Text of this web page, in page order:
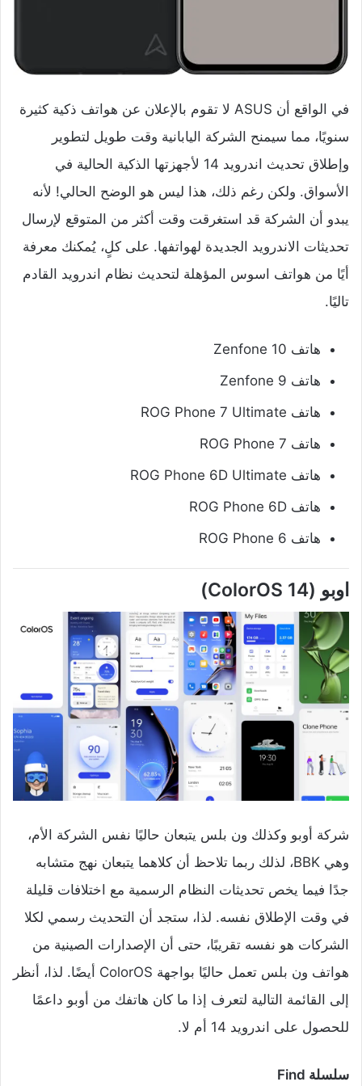
في الواقع أن ASUS لا تقوم بالإعلان عن هواتف ذكية كثيرة
سنويًا، مما سيمنح الشركة اليابانية وقت طويل لتطوير
وإطلاق تحديث اندرويد 14 لأجهزتها الذكية الحالية في
الأسواق. ولكن رغم ذلك، هذا ليس هو الوضح الحالي! لأنه
يبدو أن الشركة قد استغرقت وقت أكثر من المتوقع لإرسال
تحديثات الاندرويد الجديدة لهواتفها. على كلٍ، يُمكنك معرفة
أيًا من هواتف اسوس المؤهلة لتحديث نظام اندرويد القادم
تاليًا.
هاتف Zenfone 10
هاتف Zenfone 9
هاتف ROG Phone 7 Ultimate
هاتف ROG Phone 7
هاتف ROG Phone 6D Ultimate
هاتف ROG Phone 6D
هاتف ROG Phone 6
اوبو (ColorOS 14)
شركة أوبو وكذلك ون بلس يتبعان حاليًا نفس الشركة الأم،
وهي BBK، لذلك ربما تلاحظ أن كلاهما يتبعان نهج متشابه
جدًا فيما يخص تحديثات النظام الرسمية مع اختلافات قليلة
في وقت الإطلاق نفسه. لذا، ستجد أن التحديث رسمي لكلا
الشركات هو نفسه تقريبًا، حتى أن الإصدارات الصينية من
هواتف ون بلس تعمل حاليًا بواجهة ColorOS أيضًا. لذا، أنظر
إلى القائمة التالية لتعرف إذا ما كان هاتفك من أوبو داعمًا
للحصول على اندرويد 14 أم لا.
سلسلة Find